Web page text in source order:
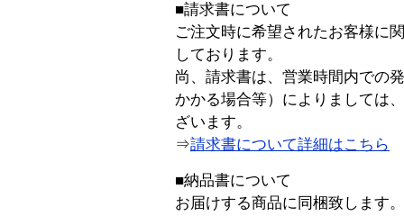
■請求書について
ご注文時に希望されたお客様に
しております。
尚、請求書は、営業時間内での
かかる場合等）によりましては
ざいます。
⇒請求書について詳細はこちら
■納品書について
お届けする商品に同梱致します。